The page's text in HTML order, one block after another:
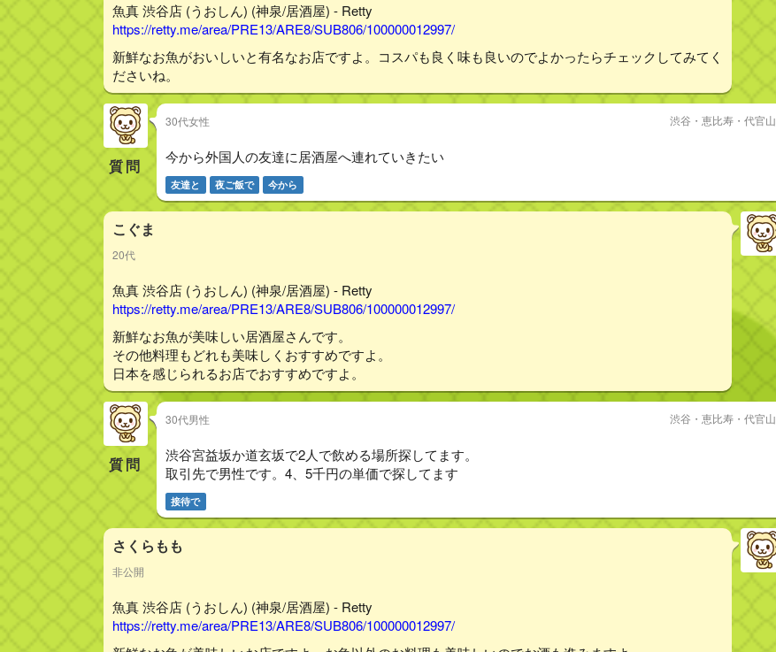
魚真 渋谷店 (うおしん) (神泉/居酒屋) - Retty
https://retty.me/area/PRE13/ARE8/SUB806/100000012997/
新鮮なお魚がおいしいと有名なお店ですよ。コスパも良く味も良いのでよかったらチェックしてみてく
ださいね。
質問
30代女性 渋谷・恵比寿・代官山
今から外国人の友達に居酒屋へ連れていきたい
友達と 夜ご飯で 今から
こぐま
20代
魚真 渋谷店 (うおしん) (神泉/居酒屋) - Retty
https://retty.me/area/PRE13/ARE8/SUB806/100000012997/
新鮮なお魚が美味しい居酒屋さんです。
その他料理もどれも美味しくおすすめですよ。
日本を感じられるお店でおすすめですよ。
質問
30代男性 渋谷・恵比寿・代官山
渋谷宮益坂か道玄坂で2人で飲める場所探してます。
取引先で男性です。4、5千円の単価で探してます
接待で
さくらもも
非公開
魚真 渋谷店 (うおしん) (神泉/居酒屋) - Retty
https://retty.me/area/PRE13/ARE8/SUB806/100000012997/